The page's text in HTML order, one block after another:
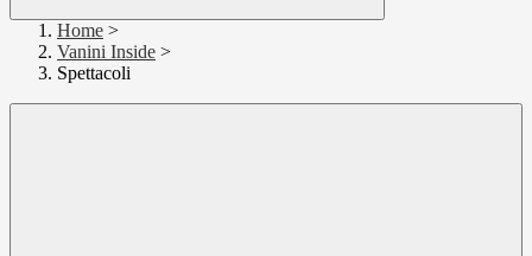
Home >
Vanini Inside >
Spettacoli